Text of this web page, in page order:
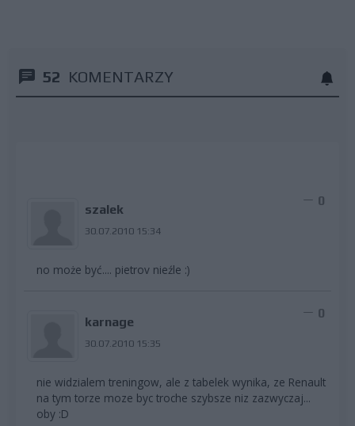
52 KOMENTARZY
szalek
30.07.2010 15:34
0
no może być.... pietrov nieźle :)
karnage
30.07.2010 15:35
0
nie widzialem treningow, ale z tabelek wynika, ze Renault
na tym torze moze byc troche szybsze niz zazwyczaj...
oby :D